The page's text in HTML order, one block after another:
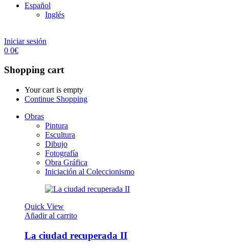
Español
Inglés
Iniciar sesión
0 0€
Shopping cart
Your cart is empty
Continue Shopping
Obras
Pintura
Escultura
Dibujo
Fotografía
Obra Gráfica
Iniciación al Coleccionismo
Quick View
Añadir al carrito
La ciudad recuperada II